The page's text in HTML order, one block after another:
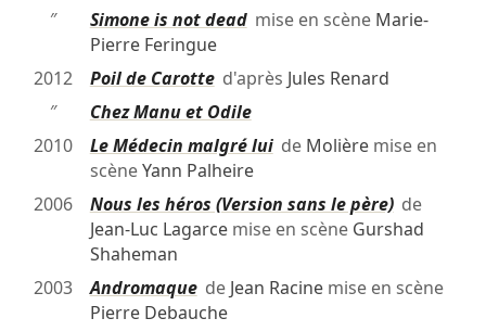
″
Simone is not deadmise en scène Marie-
Pierre Feringue
2012
Poil de Carotted'après Jules Renard
″
Chez Manu et Odile
2010
Le Médecin malgré luide Molièremise en
scèneYann Palheire
2006
Nous les héros (Version sans le père)de
Jean-Luc Lagarcemise en scène Gurshad
Shaheman
2003
Andromaquede Jean Racinemise en scène
Pierre Debauche